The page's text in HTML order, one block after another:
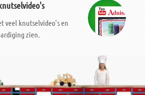
veel knutselvideo's en
zien.